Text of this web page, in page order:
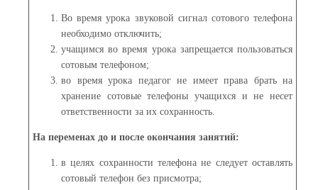
Во время урока звуковой сигнал сотового телефона
необходимо отключить;
учащимся во время урока запрещается пользоваться
сотовым телефоном;
во время урока педагог не имеет права брать на
хранение сотовые телефоны учащихся и не несет
ответственности за их сохранность.
На переменах до и после окончания занятий:
в целях сохранности телефона не следует оставлять
сотовый телефон без присмотра;